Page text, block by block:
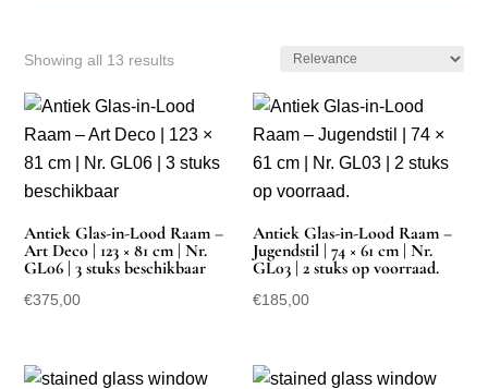
Showing all 13 results
Antiek Glas-in-Lood Raam –
Art Deco | 123 × 81 cm | Nr.
GL06 | 3 stuks beschikbaar
€375,00
Antiek Glas-in-Lood Raam –
Jugendstil | 74 × 61 cm | Nr.
GL03 | 2 stuks op voorraad.
€185,00